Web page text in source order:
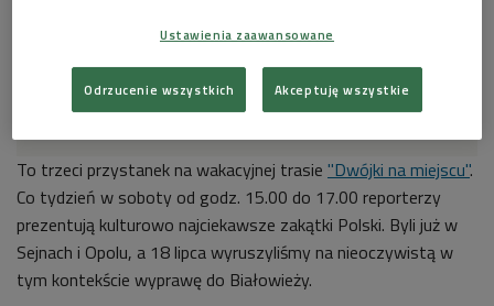
Pogranicze sztuk i kultur. Dwójka odwiedza Sejny
To trzeci przystanek na wakacyjnej trasie "Dwójki na miejscu".
Co tydzień w soboty od godz. 15.00 do 17.00 reporterzy
prezentują kulturowo najciekawsze zakątki Polski. Byli już w
Sejnach i Opolu, a 18 lipca wyruszyliśmy na nieoczywistą w
tym kontekście wyprawę do Białowieży.
Ustawienia zaawansowane
Odrzucenie wszystkich Akceptuję wszystkie